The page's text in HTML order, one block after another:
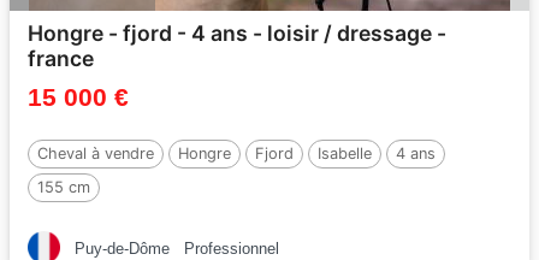
Hongre - fjord - 4 ans - loisir / dressage -
france
15 000 €
Cheval à vendre Hongre Fjord Isabelle
4 ans
155 cm
Puy-de-Dôme Professionnel